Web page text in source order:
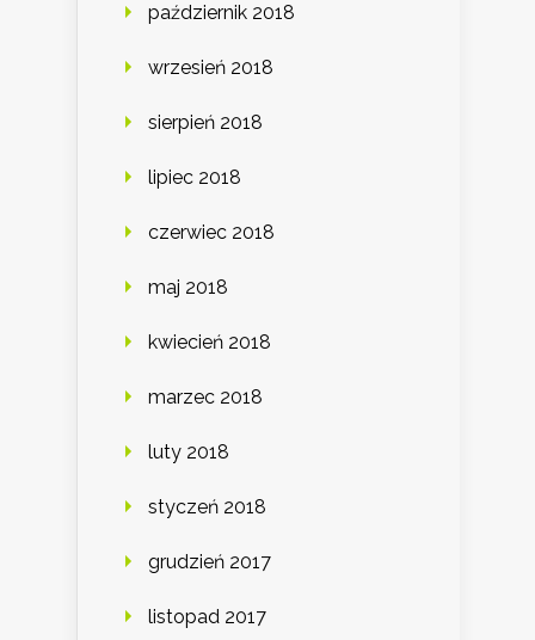
październik 2018
wrzesień 2018
sierpień 2018
lipiec 2018
czerwiec 2018
maj 2018
kwiecień 2018
marzec 2018
luty 2018
styczeń 2018
grudzień 2017
listopad 2017